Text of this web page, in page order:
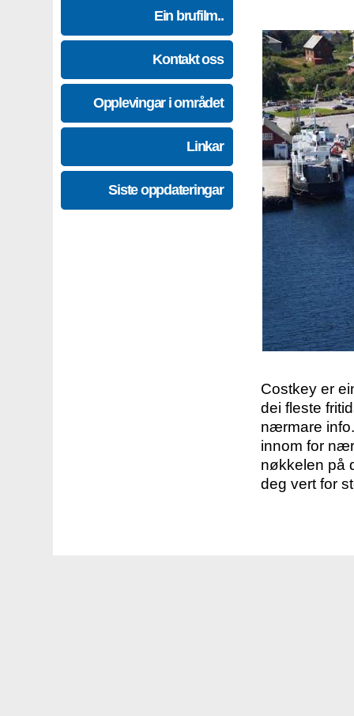
Ein brufilm..
Kontakt oss
Opplevingar i området
Linkar
Siste oppdateringar
Costkey er
dei fleste
nærmare
innom for
nøkkelen på
deg vert for